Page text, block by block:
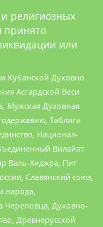
религиозных
принято
или
Кубанской Духовно
Асгардской Веси
Мужская Духовная
Таблиги
Национал-
Вилайат
Валь-Хиджра, Пит
Славянский союз,
народа,
Череповца, Духовно-
Древнерусской